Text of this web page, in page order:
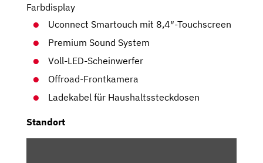
Farbdisplay
Uconnect Smartouch mit 8,4″-Touchscreen
Premium Sound System
Voll-LED-Scheinwerfer
Offroad-Frontkamera
Ladekabel für Haushaltssteckdosen
Standort